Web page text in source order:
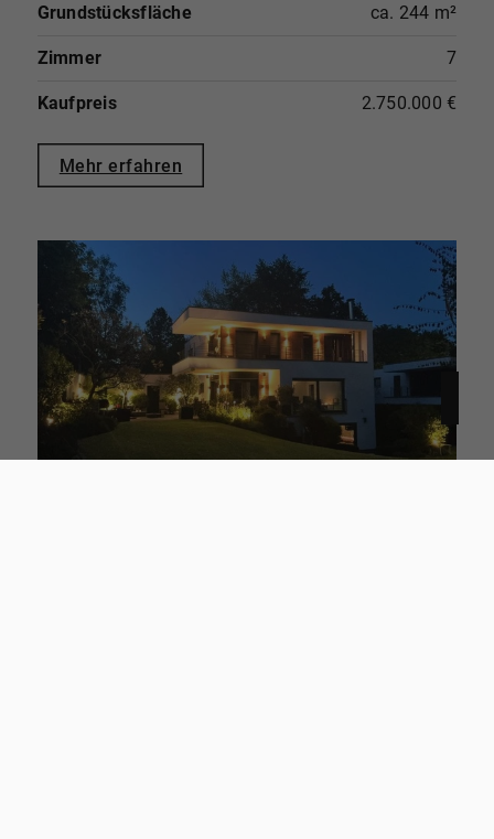
Grundstücksfläche ca. 244 m²
Zimmer 7
Kaufpreis 2.750.000 €
Mehr erfahren